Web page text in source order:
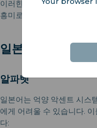
이러한 변화는 일본어에 다
흥미로우면서도 배우기 어
일본어 발음 체계
알파벳
일본어는 억양 악센트 시스
에게 어려울 수 있습니다.
다: